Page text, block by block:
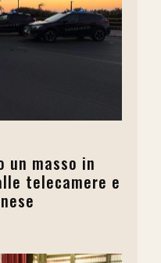
un masso in
telecamere e